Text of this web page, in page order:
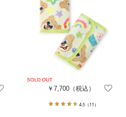
￥7,700（税込）
4.5（11）